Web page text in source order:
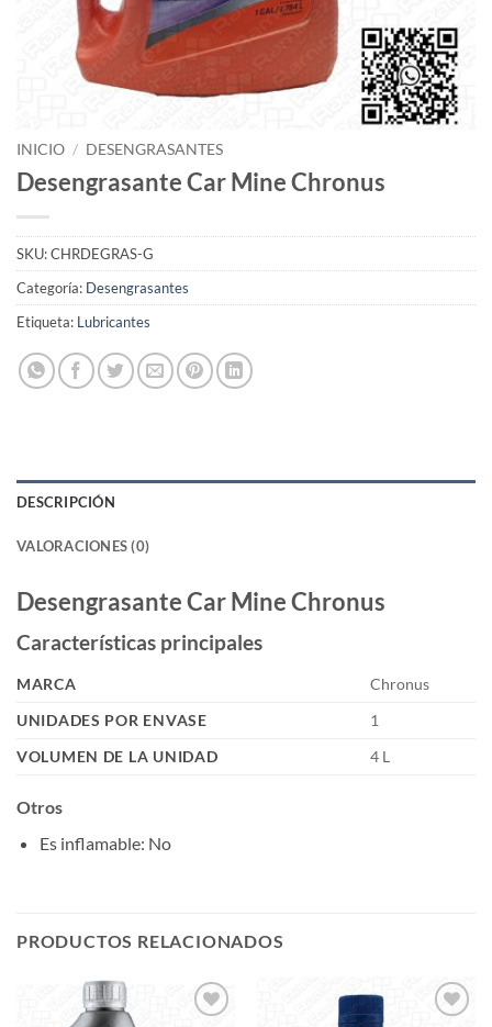
INICIO / DESENGRASANTES
Desengrasante Car Mine Chronus
SKU:CHRDEGRAS-G
Categoría: Desengrasantes
Etiqueta: Lubricantes
DESCRIPCIÓN
VALORACIONES (0)
Desengrasante Car Mine Chronus
Características principales
MARCA
Chronus
UNIDADES POR ENVASE
1
VOLUMEN DE LA UNIDAD
4 L
Otros
Es inflamable: No
PRODUCTOS RELACIONADOS